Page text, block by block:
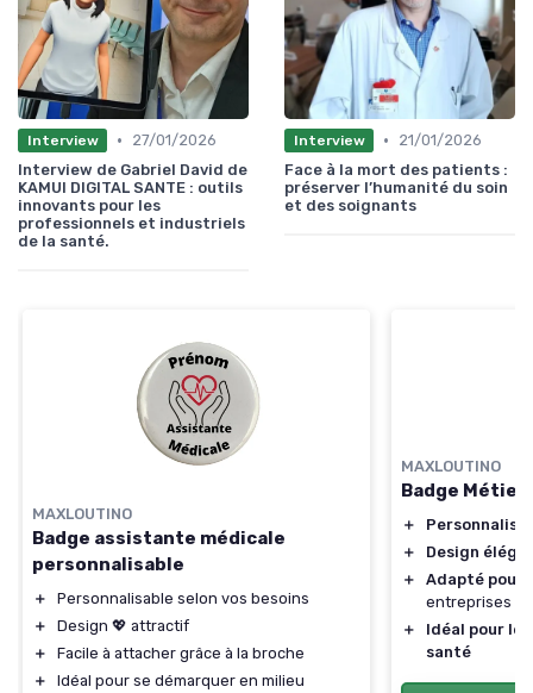
Interview •
27/01/2026
Interview de Gabriel David de
KAMUI DIGITAL SANTE : outils
innovants pour les
professionnels et industriels
de la santé.
Interview •
21/01/2026
Face à la mort des patients :
préserver l’humanité du soin
et des soignants
MAXLOUTINO
Badge assistante médicale
personnalisable
＋
Personnalisable selon vos besoins
＋
Design 💖 attractif
＋
Facile à attacher grâce à la broche
＋
Idéal pour se démarquer en milieu
MAXLOUTINO
Badge Métier
＋
＋
Design
＋
Adapté pour
entreprises
＋
Idéal pour
santé